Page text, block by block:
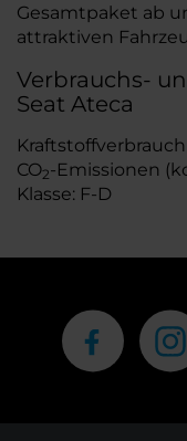
Gesamtpaket ab
attraktiven
Verbrauchs-
Seat Ateca
CO2-Emissionen
Klasse: F-D